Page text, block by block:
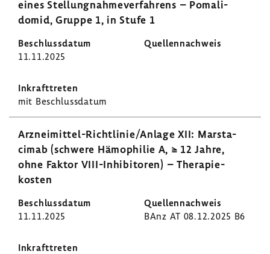
eines Stel­lung­nah­me­ver­fah­rens – Poma­li­
domid, Gruppe 1, in Stufe 1
11.11.2025
mit Beschluss­datum
Arzneimittel-​Richtlinie/Anlage XII: Marsta­
cimab (schwere Hämo­philie A, ≥ 12 Jahre,
ohne Faktor VIII-​Inhibitoren) – Thera­pie­
kosten
11.11.2025 BAnz AT 08.12.2025 B6